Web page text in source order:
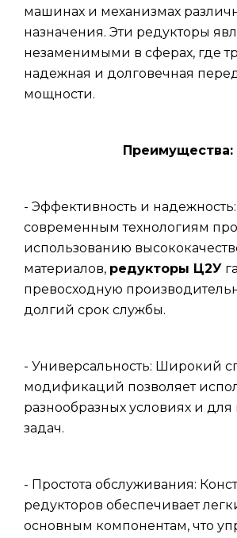
машинах и механизмах
назначения. Эти редукторы
незаменимыми в сферах, где
надежная и долговечная
мощности.
Преимущества:
- Эффективность и
современным технологиям
использованию
материалов, редукторы Ц2У
превосходную
долгий срок службы.
- Универсальность: Широкий
модификаций позволяет
разнообразных условиях и для
задач.
- Простота обслуживания:
редукторов обеспечивает
основным компонентам, что